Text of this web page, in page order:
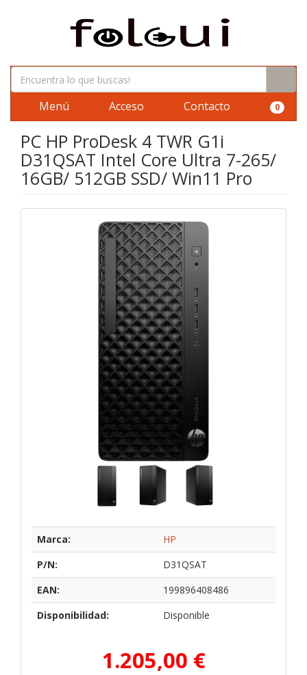
Menú Acceso Contacto 0
PC HP ProDesk 4 TWR G1i
D31QSAT Intel Core Ultra 7-265/
16GB/ 512GB SSD/ Win11 Pro
Marca:
HP
P/N:
D31QSAT
EAN:
199896408486
Disponibilidad:
Disponible
1.205,00 €